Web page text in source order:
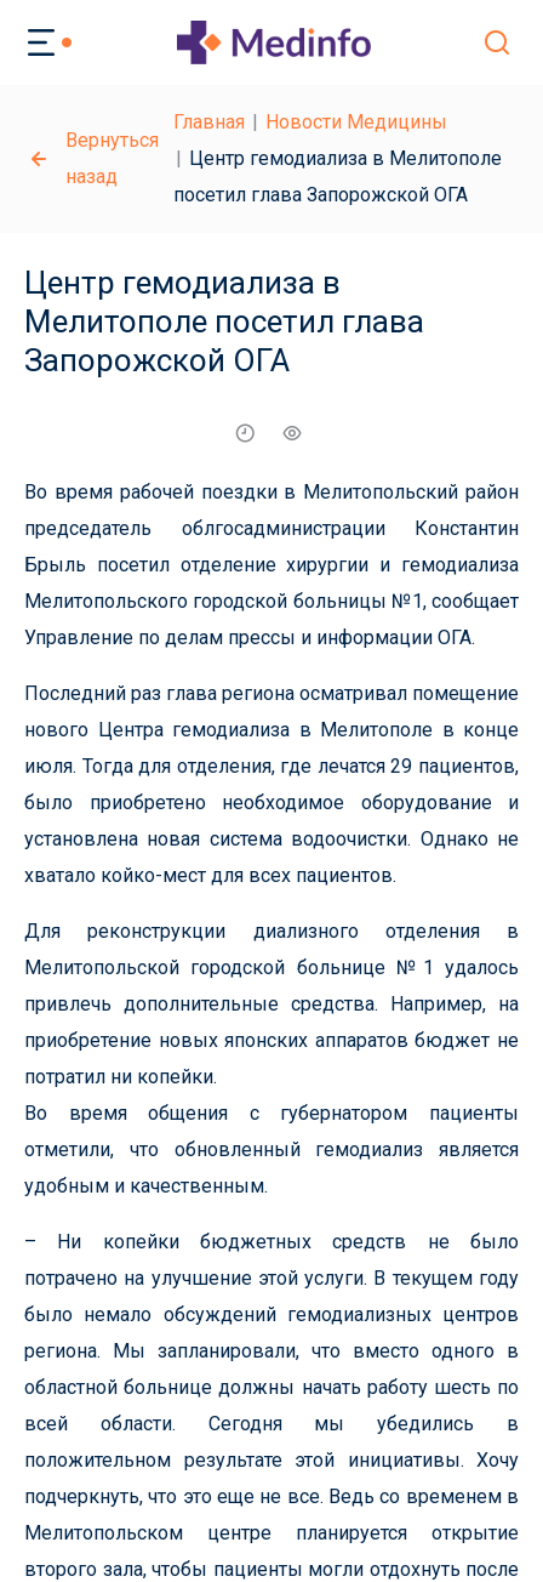
Вернуться
назад
Главная
Новости Медицины
Центр гемодиализа в Мелитополе
посетил глава Запорожской ОГА
Центр гемодиализа в
Мелитополе посетил глава
Запорожской ОГА
Во время рабочей поездки в Мелитопольский район
председатель облгосадминистрации Константин
Брыль посетил отделение хирургии и гемодиализа
Мелитопольского городской больницы №1, сообщает
Управление по делам прессы и информации ОГА.
Последний раз глава региона осматривал помещение
нового Центра гемодиализа в Мелитополе в конце
июля. Тогда для отделения, где лечатся 29 пациентов,
было приобретено необходимое оборудование и
установлена новая система водоочистки. Однако не
хватало койко-мест для всех пациентов.
Для реконструкции диализного отделения в
Мелитопольской городской больнице №1 удалось
привлечь дополнительные средства. Например, на
приобретение новых японских аппаратов бюджет не
потратил ни копейки.
Во время общения с губернатором пациенты
отметили, что обновленный гемодиализ является
удобным и качественным.
– Ни копейки бюджетных средств не было
потрачено на улучшение этой услуги. В текущем году
было немало обсуждений гемодиализных центров
региона. Мы запланировали, что вместо одного в
областной больнице должны начать работу шесть по
всей области. Сегодня мы убедились в
положительном результате этой инициативы. Хочу
подчеркнуть, что это еще не все. Ведь со временем в
Мелитопольском центре планируется открытие
второго зала, чтобы пациенты могли отдохнуть после